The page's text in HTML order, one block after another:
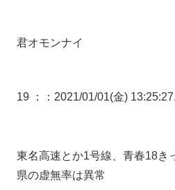
君オモンナイ
19 ： ：2021/01/01(金)
東名高速とか1号線、青春18き
県の虚無率は異常